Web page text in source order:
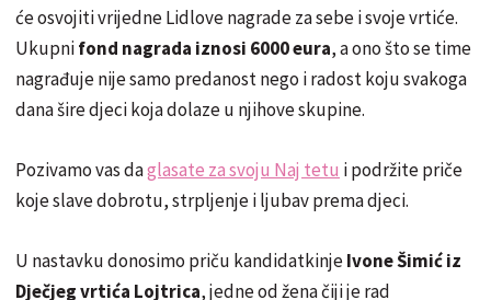
će osvojiti vrijedne Lidlove nagrade za sebe i svoje vrtiće.
Ukupnifond nagrada iznosi 6000 eura, a ono što se time
nagrađuje nije samo predanost nego i radost koju svakoga
dana šire djeci koja dolaze u njihove skupine.
Pozivamo vas daglasate za svoju Naj tetu i podržite priče
koje slave dobrotu, strpljenje i ljubav prema djeci.
U nastavku donosimo priču kandidatkinjeIvone Šimić iz
Dječjeg vrtića Lojtrica, jedne od žena čiji je rad